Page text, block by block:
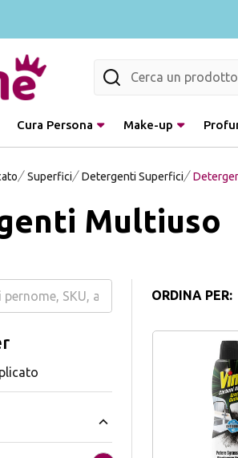
Cerca
Cura Persona Make-up
Superfici Detergenti Superfici
Multiuso
ORDINA PER: